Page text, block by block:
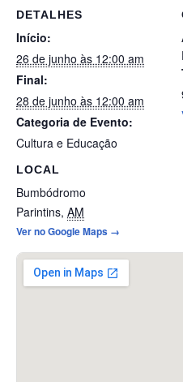
DETALHES
Início:
26 de junho às 12:00 am
Final:
28 de junho às 12:00 am
Categoria de Evento:
Cultura e Educação
LOCAL
Bumbódromo
Parintins, AM
Ver no Google Maps →